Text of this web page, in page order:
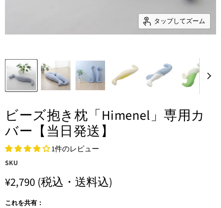
タップしてズーム
ビーズ抱き枕「Himenel」専用カ
バー【当日発送】
1件のレビュー
SKU
¥2,790(税込・送料込)
これを共有：